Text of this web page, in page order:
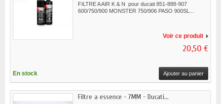
FILTRE A AIR K & N pour ducati 851-888-907
600/750/900 MONSTER 750/906 PASO 900SL...
Voir ce produit
20,50 €
En stock Ajouter au panier
Filtre a essence - 7MM - Ducati...